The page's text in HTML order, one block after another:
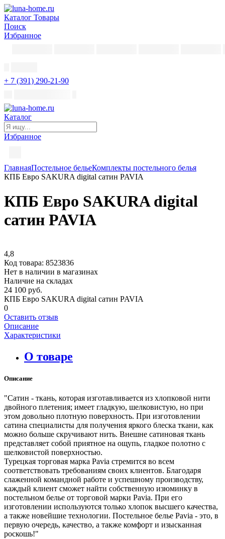
Каталог Товары
Поиск
Избранное
+ 7 (391) 290-21-90
Каталог
Избранное
ГлавнаяПостельное бельеКомплекты постельного белья
КПБ Евро SAKURA digital сатин PAVIA
КПБ Евро SAKURA digital
сатин PAVIA
4,8
Код товара: 8523836
Нет в наличии в магазинах
Наличие на складах
24 100 руб.
КПБ Евро SAKURA digital сатин PAVIA
0
Оставить отзыв
Описание
Характеристики
О товаре
Описание
"Сатин - ткань, которая изготавливается из хлопковой нити
двойного плетения; имеет гладкую, шелковистую, но при
этом довольно плотную поверхность. При изготовлении
сатина специалисты для получения яркого блеска ткани, как
можно больше скручивают нить. Внешне сатиновая ткань
представляет собой приятное на ощупь, гладкое полотно с
шелковистой поверхностью.
Турецкая торговая марка Pavia стремится во всем
соответствовать требованиям своих клиентов. Благодаря
слаженной командной работе и успешному производству,
каждый клиент сможет найти собственную изюминку в
постельном белье от торговой марки Pavia. При его
изготовлении используются только хлопок высшего качества,
а также новейшие технологии. Постельное белье Pavia - это, в
первую очередь, качество, а также комфорт и изысканная
роскошь!"